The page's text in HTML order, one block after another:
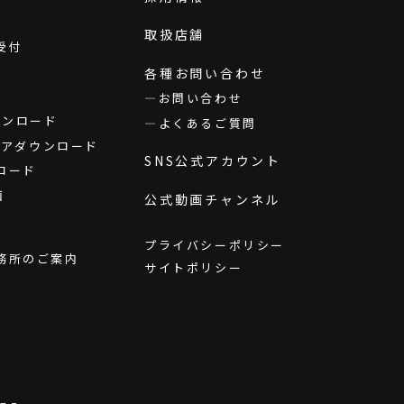
付
ロード
ダウンロード
ード
所のご案内
取扱店舗
各種お問い合わせ
お問い合わせ
よくあるご質問
SNS公式アカウント
公式動画チャンネル
プライバシーポリシー
サイトポリシー